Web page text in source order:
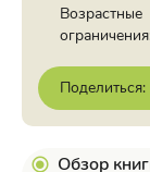
Возрастные
Поделиться:
Обзор